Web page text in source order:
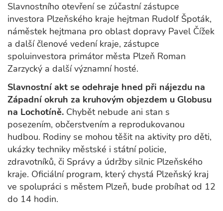
Slavnostního otevření se zúčastní zástupce
investora Plzeňského kraje hejtman Rudolf Špoták,
náměstek hejtmana pro oblast dopravy Pavel Čížek
a další členové vedení kraje, zástupce
spoluinvestora primátor města Plzeň Roman
Zarzycký a další významní hosté.
Slavnostní akt se odehraje hned při nájezdu na
Západní okruh za kruhovým objezdem u Globusu
na Lochotíně. Chybět nebude ani stan s
posezením, občerstvením a reprodukovanou
hudbou. Rodiny se mohou těšit na aktivity pro děti,
ukázky techniky městské i státní policie,
zdravotníků, či Správy a údržby silnic Plzeňského
kraje. Oficiální program, který chystá Plzeňský kraj
ve spolupráci s městem Plzeň, bude probíhat od 12
do 14 hodin.